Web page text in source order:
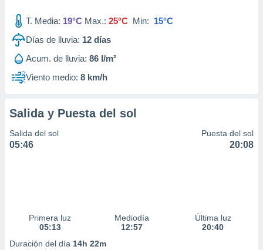
T. Media: 19°C Max.: 25°C Min: 15°C
Días de lluvia: 12 días
Acum. de lluvia: 86 l/m²
Viento medio: 8 km/h
Salida y Puesta del sol
Salida del sol
05:46
Puesta del sol
20:08
Primera luz
05:13
Mediodía
12:57
Última luz
20:40
Duración del día 14h 22m